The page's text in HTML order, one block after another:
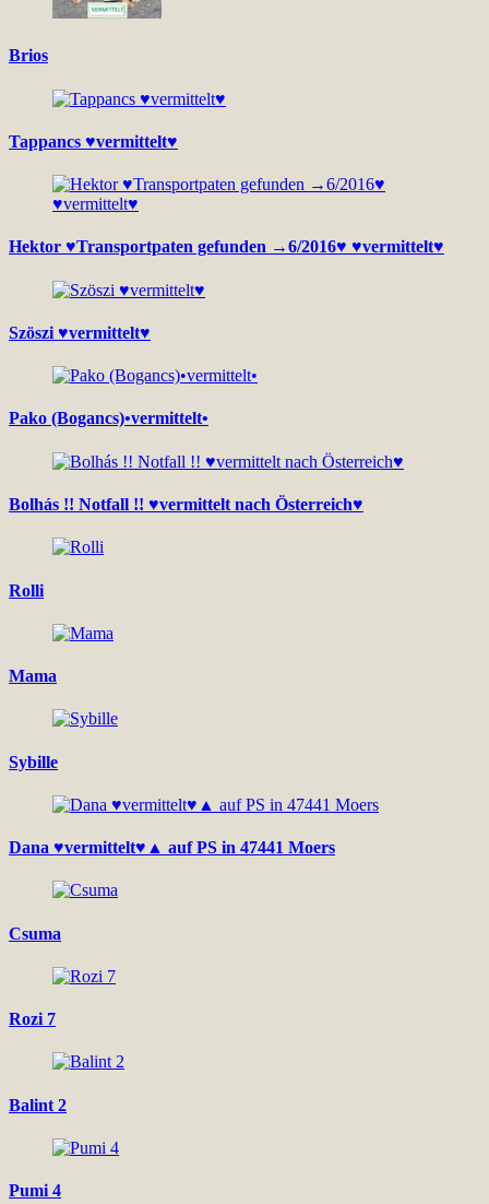
Brios
Tappancs ♥vermittelt♥
Hektor ♥Transportpaten gefunden →6/2016♥ ♥vermittelt♥
Szöszi ♥vermittelt♥
Pako (Bogancs)•vermittelt•
Bolhás !! Notfall !! ♥vermittelt nach Österreich♥
Rolli
Mama
Sybille
Dana ♥vermittelt♥▲ auf PS in 47441 Moers
Csuma
Rozi 7
Balint 2
Pumi 4